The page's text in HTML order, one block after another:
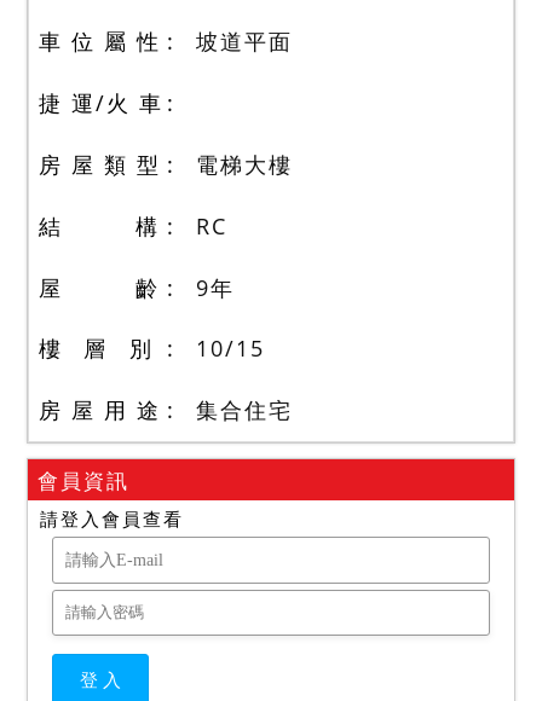
車 位 屬 性 坡道平面
捷 運/火 車
房 屋 類 型 電梯大樓
結 構 RC
屋 齡 9年
樓 層 別 10/15
房 屋 用 途 集合住宅
會員資訊
請登入會員查看